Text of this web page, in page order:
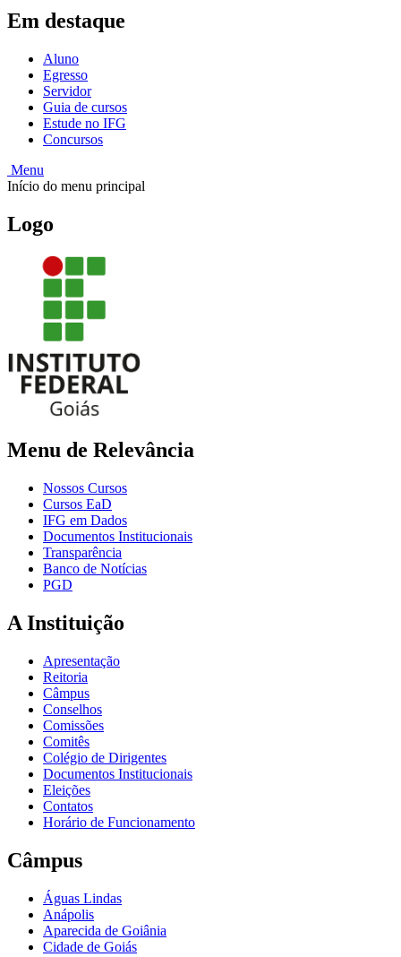
Em destaque
Aluno
Egresso
Servidor
Guia de cursos
Estude no IFG
Concursos
Menu
Início do menu principal
Logo
Menu de Relevância
Nossos Cursos
Cursos EaD
IFG em Dados
Documentos Institucionais
Transparência
Banco de Notícias
PGD
A Instituição
Apresentação
Reitoria
Câmpus
Conselhos
Comissões
Comitês
Colégio de Dirigentes
Documentos Institucionais
Eleições
Contatos
Horário de Funcionamento
Câmpus
Águas Lindas
Anápolis
Aparecida de Goiânia
Cidade de Goiás